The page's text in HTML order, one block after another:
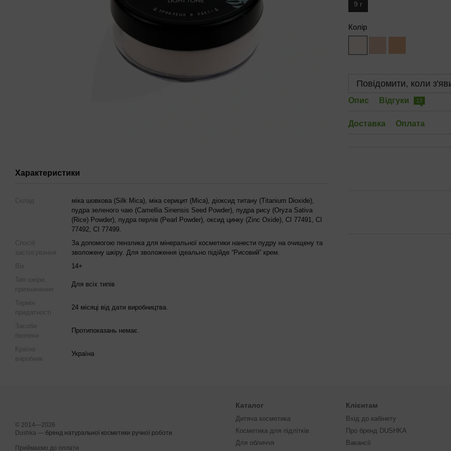
Характеристики
Склад
міка шовкова (Silk Mica), міка серицит (Mica), діоксид титану (Titanium Dioxide),
пудра зеленого чаю (Camellia Sinensis Seed Powder), пудра рису (Oryza Sativa
(Rice) Powder), пудра перлів (Pearl Powder), оксид цинку (Zinc Oxide), CI 77491, CI
77492, CI 77499.
Спосіб
застосування
За допомогою пензлика для мінеральної косметики нанести пудру на очищену та
зволожену шкіру. Для зволоження ідеально підійде “Рисовий” крем.
Вік
14+
Тип шкіри,
призначення
Для всіх типів
Термін
придатності
24 місяці від дати виробництва.
Засоби
безпеки
Протипоказань немає.
Країна
виробник
Україна
9 г
Колір
Повідомити, коли
Опис Відгуки 13
Доставка Оплата
© 2014—2026
Dushka — бренд натуральної косметики ручної роботи.
Приймаємо до оплати
Каталог
Дитяча косметика
Косметика для підлітків
Для обличчя
Клієнтам
Вхід до кабінету
Про бренд DUSHKA
Вакансії